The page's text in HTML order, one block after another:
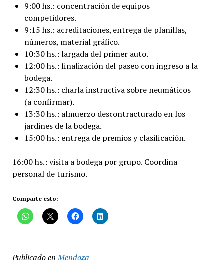
9:00 hs.: concentración de equipos
competidores.
9:15 hs.: acreditaciones, entrega de planillas,
números, material gráfico.
10:30 hs.: largada del primer auto.
12:00 hs.: finalización del paseo con ingreso a la
bodega.
12:30 hs.: charla instructiva sobre neumáticos
(a confirmar).
13:30 hs.: almuerzo descontracturado en los
jardines de la bodega.
15:00 hs.: entrega de premios y clasificación.
16:00 hs.: visita a bodega por grupo. Coordina
personal de turismo.
Comparte esto:
Publicado en Mendoza